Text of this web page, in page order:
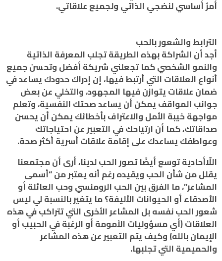
أمرٌ أساسي لنضجي الذاتي ولجميع علاقاتي.
الترابط والشعور بالحب
أجد أن الشراكة بهذه الطريقة تجلب المعرفة الذاتية
والنمو الشخصي كما تجعلني شريكة أفضل وتحسن جميع
أنواع العلاقات التي أرتبط فيها، إن إدراك حدودك يساعد في
ضمان علاقات يتوازن فيها المجهود، والتخلي عن بعض
جوانب المواقف يمكن أن يساعد صحتك النفسية، وتعلم
مواجهة خيبة الأمل والاعتراف بأخطائك يمكن أن يحسن
صداقاتك، كما أن ارتياحك في التعبير عن احتياجاتك
وعواطفك يساعدك على إقامة علاقات أسرية أكثر صحة.
اللّاأحادية توسع أيضًا تصور الحب لدينا، أرى أن مجتمعنا
يقلل من شأن الحب ويقيده رغم أنه يعتبر من “أسمى
المشاعر”، ما الفرق بين الحب الرومنسي وحب العائلة أو
الأصدقاء أو الحيوانات الأليفة؟ ما يتغير بالنسبة لي ليس
شعور الحب نفسه بل المشاعر الأخرى التي تتراكب في هذه
العلاقات (أي مسؤوليات الأمومة أو الرغبة في الحبيب أو
الإيمان بالله) وكيف يتم التعبير عن هذه المشاعر
والحميمية التي تجلبها.